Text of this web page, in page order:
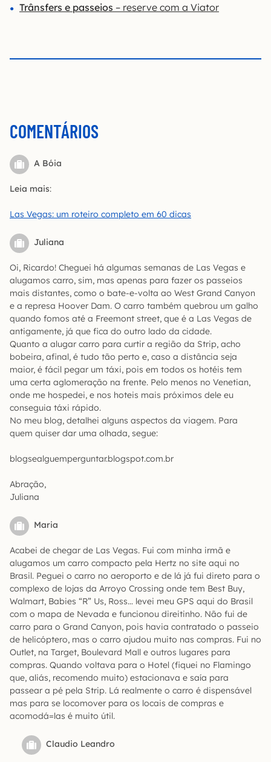
Trânsfers e passeios – reserve com a Viator
COMENTÁRIOS
A Bóia
Leia mais:
Las Vegas: um roteiro completo em 60 dicas
Juliana
Oi, Ricardo! Cheguei há algumas semanas de Las Vegas e
alugamos carro, sim, mas apenas para fazer os passeios
mais distantes, como o bate-e-volta ao West Grand Canyon
e a represa Hoover Dam. O carro também quebrou um galho
quando fomos até a Freemont street, que é a Las Vegas de
antigamente, já que fica do outro lado da cidade.
Quanto a alugar carro para curtir a região da Strip, acho
bobeira, afinal, é tudo tão perto e, caso a distância seja
maior, é fácil pegar um táxi, pois em todos os hotéis tem
uma certa aglomeração na frente. Pelo menos no Venetian,
onde me hospedei, e nos hoteis mais próximos dele eu
conseguia táxi rápido.
No meu blog, detalhei alguns aspectos da viagem. Para
quem quiser dar uma olhada, segue:
blogsealguemperguntar.blogspot.com.br
Abração,
Juliana
Maria
Acabei de chegar de Las Vegas. Fui com minha irmã e
alugamos um carro compacto pela Hertz no site aqui no
Brasil. Peguei o carro no aeroporto e de lá já fui direto para o
complexo de lojas da Arroyo Crossing onde tem Best Buy,
Walmart, Babies “R” Us, Ross… levei meu GPS aqui do Brasil
com o mapa de Nevada e funcionou direitinho. Não fui de
carro para o Grand Canyon, pois havia contratado o passeio
de helicóptero, mas o carro ajudou muito nas compras. Fui no
Outlet, na Target, Boulevard Mall e outros lugares para
compras. Quando voltava para o Hotel (fiquei no Flamingo
que, aliás, recomendo muito) estacionava e saía para
passear a pé pela Strip. Lá realmente o carro é dispensável
mas para se locomover para os locais de compras e
acomodá=las é muito útil.
Claudio Leandro